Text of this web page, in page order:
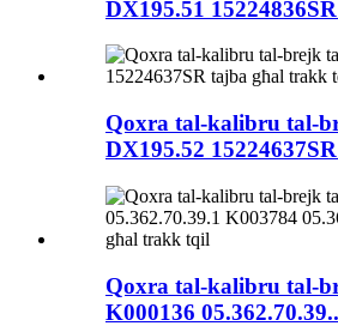
DX195.51
Qoxra tal-kalibru tal-
DX195.52
Qoxra tal-kalibru tal-
K000136